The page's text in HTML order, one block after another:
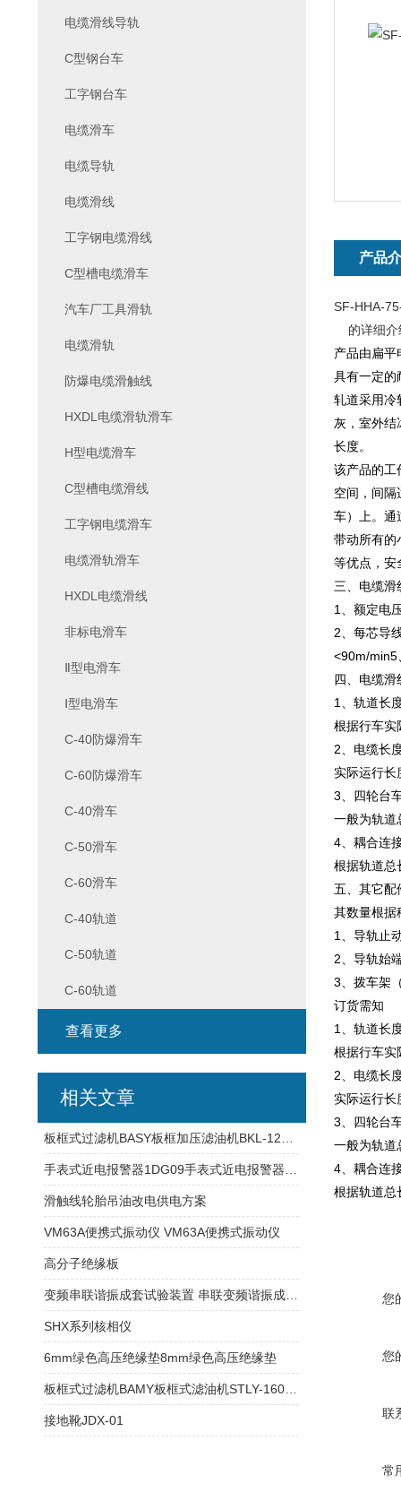
产品
SF-HHA-
的详细介
产品由扁平
具有一定的
轧道采用冷
灰，室外结
长度。
该产品的工
空间，间隔
车）上。通
带动所有的
等优点，
三、电缆
1、额定电
2、每芯导
<90m/min5
四、电缆
1、轨道长
根据行车实
2、电缆长
实际运行长
3、四轮台
一般为轨道
4、耦合连
根据轨道
五、其它
其数量根据
1、导轨止
2、导轨始
3、拨车架
订货需知
1、轨道长
根据行车实
2、电缆长
实际运行长
3、四轮台
一般为轨道
4、耦合连
根据轨道总
您
您
联
常
电缆滑线导轨
C型钢台车
工字钢台车
电缆滑车
电缆导轨
电缆滑线
工字钢电缆滑线
C型槽电缆滑车
汽车厂工具滑轨
电缆滑轨
防爆电缆滑触线
HXDL电缆滑轨滑车
H型电缆滑车
C型槽电缆滑线
工字钢电缆滑车
电缆滑轨滑车
HXDL电缆滑线
非标电滑车
Ⅱ型电滑车
Ⅰ型电滑车
C-40防爆滑车
C-60防爆滑车
C-40滑车
C-50滑车
C-60滑车
C-40轨道
C-50轨道
C-60轨道
查看更多
相关文章
滑触线轮胎吊油改电供电方案
VM63A便携式振动仪 VM63A便携式振动仪
高分子绝缘板
SHX系列核相仪
6mm绿色高压绝缘垫8mm绿色高压绝缘垫
接地靴JDX-01